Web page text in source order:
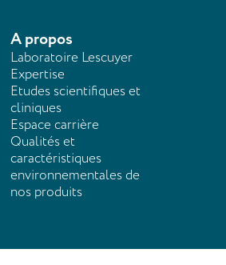
A propos
Laboratoire Lescuyer
Expertise
Etudes scientifiques et
cliniques
Espace carrière
Qualités et
caractéristiques
environnementales de
nos produits